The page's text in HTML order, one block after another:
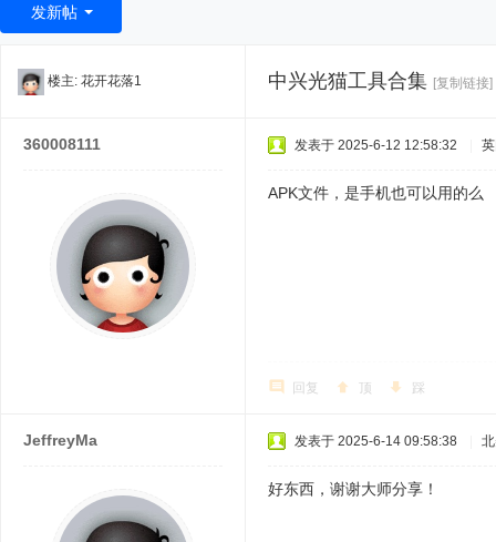
发新帖
楼主: 花开花落1 中兴光猫工具合集 [复制链接]
360008111 发表于 2025-6-12 12:58:32
APK文件，是手机也可以用的么
回复 顶 踩
JeffreyMa 发表于 2025-6-14 09:58:38
好东西，谢谢大师分享！